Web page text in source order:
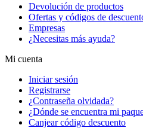
Devolución de productos
Ofertas y códigos de
Empresas
¿Necesitas más ayuda?
Mi cuenta
Iniciar sesión
Registrarse
¿Contraseña olvidada?
¿Dónde se encuentra mi
Canjear código descuento